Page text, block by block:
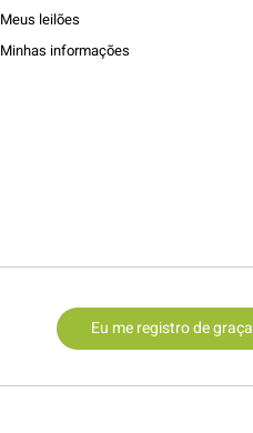
Meus leilões
Minhas informações
Eu me registro de graça